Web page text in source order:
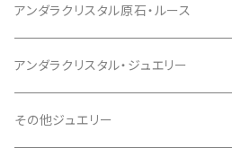
アンダラクリスタル原石・ルース
アンダラクリスタル・ジュエリー
その他ジュエリー